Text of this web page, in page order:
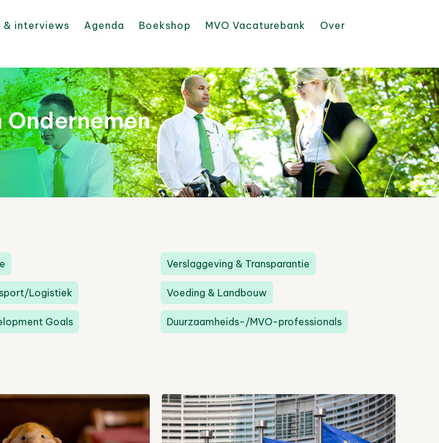
& interviews Agenda Boekshop MVO Vacaturebank
Over
Ondernemen
Logistiek
Goals
Verslaggeving & Transparantie
Voeding & Landbouw
Duurzaamheids-/MVO-professionals